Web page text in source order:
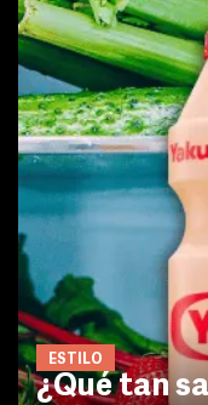
ESTILO
¿Qué tan